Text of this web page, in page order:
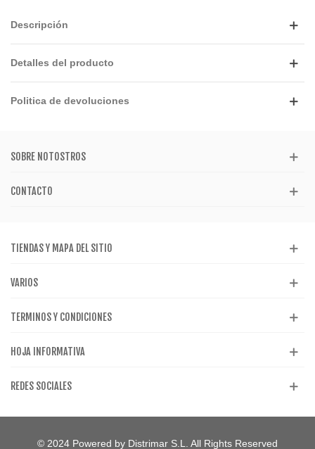
Descripción
Detalles del producto
Politica de devoluciones
SOBRE NOTOSTROS
CONTACTO
TIENDAS Y MAPA DEL SITIO
VARIOS
TERMINOS Y CONDICIONES
HOJA INFORMATIVA
REDES SOCIALES
© 2024 Powered by Distrimar S.L. All Rights Reserved